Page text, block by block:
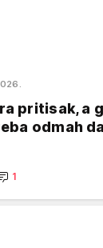
pritisak, a
odmah
1